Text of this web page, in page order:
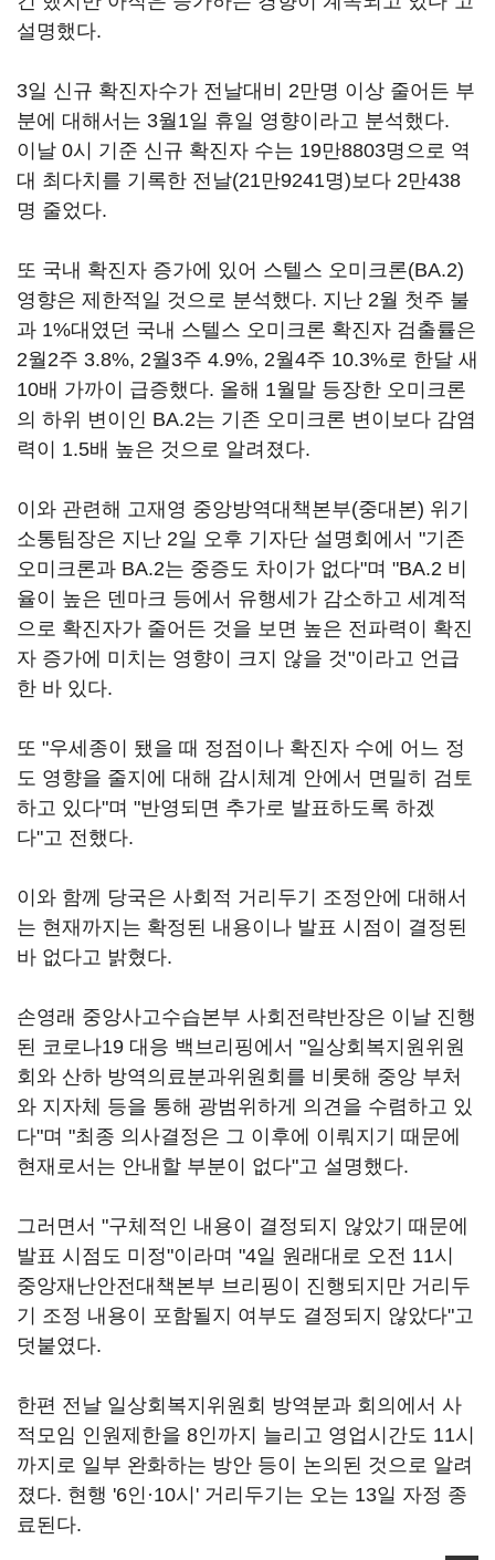
설명했다.
3일 신규 확진자수가 전날대비 2만명 이상 줄어든 부
분에 대해서는 3월1일 휴일 영향이라고 분석했다.
이날 0시 기준 신규 확진자 수는 19만8803명으로 역
대 최다치를 기록한 전날(21만9241명)보다 2만438
명 줄었다.
또 국내 확진자 증가에 있어 스텔스 오미크론(BA.2)
영향은 제한적일 것으로 분석했다. 지난 2월 첫주 불
과 1%대였던 국내 스텔스 오미크론 확진자 검출률은
2월2주 3.8%, 2월3주 4.9%, 2월4주 10.3%로 한달 새
10배 가까이 급증했다. 올해 1월말 등장한 오미크론
의 하위 변이인 BA.2는 기존 오미크론 변이보다 감염
력이 1.5배 높은 것으로 알려졌다.
이와 관련해 고재영 중앙방역대책본부(중대본) 위기
소통팀장은 지난 2일 오후 기자단 설명회에서 "기존
오미크론과 BA.2는 중증도 차이가 없다"며 "BA.2 비
율이 높은 덴마크 등에서 유행세가 감소하고 세계적
으로 확진자가 줄어든 것을 보면 높은 전파력이 확진
자 증가에 미치는 영향이 크지 않을 것"이라고 언급
한 바 있다.
또 "우세종이 됐을 때 정점이나 확진자 수에 어느 정
도 영향을 줄지에 대해 감시체계 안에서 면밀히 검토
하고 있다"며 "반영되면 추가로 발표하도록 하겠
다"고 전했다.
이와 함께 당국은 사회적 거리두기 조정안에 대해서
는 현재까지는 확정된 내용이나 발표 시점이 결정된
바 없다고 밝혔다.
손영래 중앙사고수습본부 사회전략반장은 이날 진행
된 코로나19 대응 백브리핑에서 "일상회복지원위원
회와 산하 방역의료분과위원회를 비롯해 중앙 부처
와 지자체 등을 통해 광범위하게 의견을 수렴하고 있
다"며 "최종 의사결정은 그 이후에 이뤄지기 때문에
현재로서는 안내할 부분이 없다"고 설명했다.
그러면서 "구체적인 내용이 결정되지 않았기 때문에
발표 시점도 미정"이라며 "4일 원래대로 오전 11시
중앙재난안전대책본부 브리핑이 진행되지만 거리두
기 조정 내용이 포함될지 여부도 결정되지 않았다"고
덧붙였다.
한편 전날 일상회복지위원회 방역분과 회의에서 사
적모임 인원제한을 8인까지 늘리고 영업시간도 11시
까지로 일부 완화하는 방안 등이 논의된 것으로 알려
졌다. 현행 '6인·10시' 거리두기는 오는 13일 자정 종
료된다.